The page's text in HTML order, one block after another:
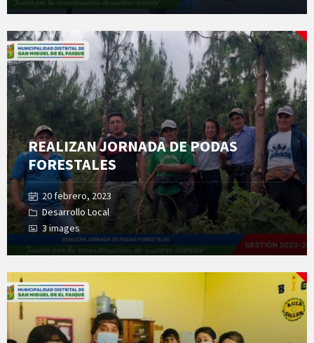
REALIZAN JORNADA DE PODAS
FORESTALES
20 febrero, 2023
Desarrollo Local
3 images
Open
Gallery
Open
Gallery